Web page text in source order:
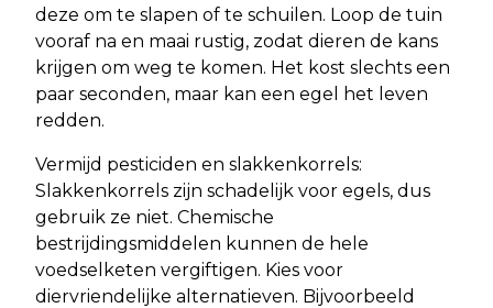
deze om te slapen of te schuilen. Loop de tuin
vooraf na en maai rustig, zodat dieren de kans
krijgen om weg te komen. Het kost slechts een
paar seconden, maar kan een egel het leven
redden.
Vermijd pesticiden en slakkenkorrels:
Slakkenkorrels zijn schadelijk voor egels, dus
gebruik ze niet. Chemische
bestrijdingsmiddelen kunnen de hele
voedselketen vergiftigen. Kies voor
diervriendelijke alternatieven. Bijvoorbeeld